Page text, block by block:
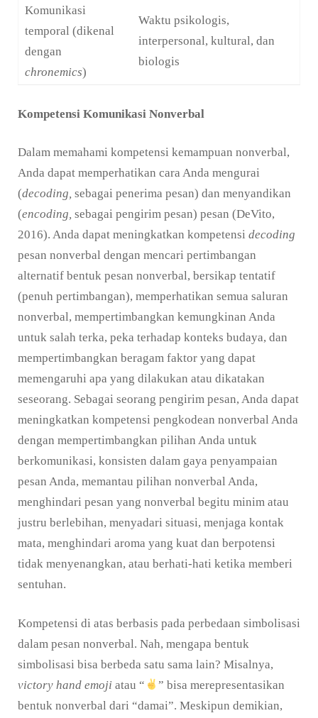
Komunikasi
temporal (dikenal
dengan
chronemics)
Waktu psikologis,
interpersonal, kultural, dan
biologis
Kompetensi Komunikasi Nonverbal
Dalam memahami kompetensi kemampuan nonverbal,
Anda dapat memperhatikan cara Anda mengurai
(decoding, sebagai penerima pesan) dan menyandikan
(encoding, sebagai pengirim pesan) pesan (DeVito,
2016). Anda dapat meningkatkan kompetensi decoding
pesan nonverbal dengan mencari pertimbangan
alternatif bentuk pesan nonverbal, bersikap tentatif
(penuh pertimbangan), memperhatikan semua saluran
nonverbal, mempertimbangkan kemungkinan Anda
untuk salah terka, peka terhadap konteks budaya, dan
mempertimbangkan beragam faktor yang dapat
memengaruhi apa yang dilakukan atau dikatakan
seseorang. Sebagai seorang pengirim pesan, Anda dapat
meningkatkan kompetensi pengkodean nonverbal Anda
dengan mempertimbangkan pilihan Anda untuk
berkomunikasi, konsisten dalam gaya penyampaian
pesan Anda, memantau pilihan nonverbal Anda,
menghindari pesan yang nonverbal begitu minim atau
justru berlebihan, menyadari situasi, menjaga kontak
mata, menghindari aroma yang kuat dan berpotensi
tidak menyenangkan, atau berhati-hati ketika memberi
sentuhan.
Kompetensi di atas berbasis pada perbedaan simbolisasi
dalam pesan nonverbal. Nah, mengapa bentuk
simbolisasi bisa berbeda satu sama lain? Misalnya,
victory hand emoji atau “
” bisa merepresentasikan
bentuk nonverbal dari “damai”. Meskipun demikian,